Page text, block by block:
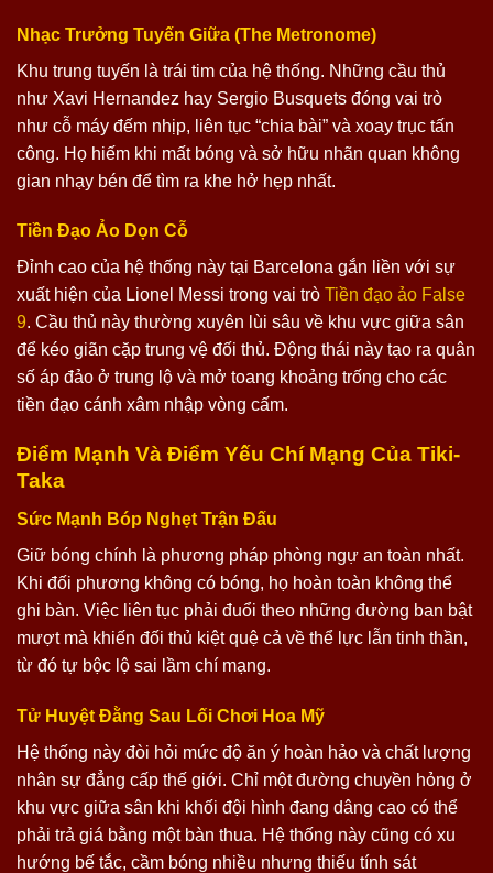
Nhạc Trưởng Tuyến Giữa (The Metronome)
Khu trung tuyến là trái tim của hệ thống. Những cầu thủ
như Xavi Hernandez hay Sergio Busquets đóng vai trò
như cỗ máy đếm nhịp, liên tục “chia bài” và xoay trục tấn
công. Họ hiếm khi mất bóng và sở hữu nhãn quan không
gian nhạy bén để tìm ra khe hở hẹp nhất.
Tiền Đạo Ảo Dọn Cỗ
Đỉnh cao của hệ thống này tại Barcelona gắn liền với sự
xuất hiện của Lionel Messi trong vai trò Tiền đạo ảo False
9. Cầu thủ này thường xuyên lùi sâu về khu vực giữa sân
để kéo giãn cặp trung vệ đối thủ. Động thái này tạo ra quân
số áp đảo ở trung lộ và mở toang khoảng trống cho các
tiền đạo cánh xâm nhập vòng cấm.
Điểm Mạnh Và Điểm Yếu Chí Mạng Của Tiki-
Taka
Sức Mạnh Bóp Nghẹt Trận Đấu
Giữ bóng chính là phương pháp phòng ngự an toàn nhất.
Khi đối phương không có bóng, họ hoàn toàn không thể
ghi bàn. Việc liên tục phải đuổi theo những đường ban bật
mượt mà khiến đối thủ kiệt quệ cả về thể lực lẫn tinh thần,
từ đó tự bộc lộ sai lầm chí mạng.
Tử Huyệt Đằng Sau Lối Chơi Hoa Mỹ
Hệ thống này đòi hỏi mức độ ăn ý hoàn hảo và chất lượng
nhân sự đẳng cấp thế giới. Chỉ một đường chuyền hỏng ở
khu vực giữa sân khi khối đội hình đang dâng cao có thể
phải trả giá bằng một bàn thua. Hệ thống này cũng có xu
hướng bế tắc, cầm bóng nhiều nhưng thiếu tính sát